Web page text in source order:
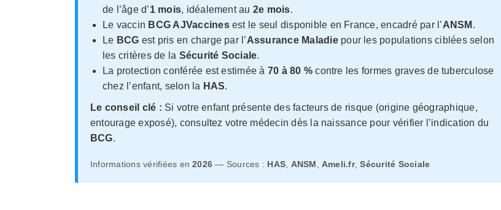
de l’âge d’1 mois, idéalement au 2e mois.
Le vaccin BCG AJVaccinesest le seul disponible en France, encadré par l’ANSM .
Le BCG est pris en charge par l’Assurance Maladiepour les populations ciblées selon
les critères de la Sécurité Sociale.
La protection conférée est estimée à 70 à 80 % contre les formes graves de tuberculose
chez l’enfant, selon la HAS.
Le conseil clé : Si votre enfant présente des facteurs de risque (origine géographique,
entourage exposé), consultez votre médecin dès la naissance pour vérifier l’indication du
BCG.
Informations vérifiées en2026 — Sources : HAS, ANSM , Ameli.fr,Sécurité Sociale